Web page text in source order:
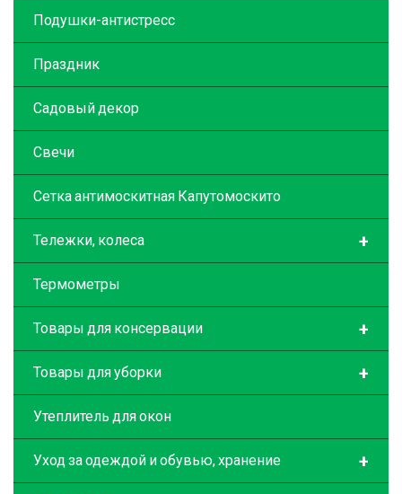
Подушки-антистресс
Праздник
Садовый декор
Свечи
Сетка антимоскитная Капутомоскито
+
Тележки, колеса
Термометры
+
Товары для консервации
+
Товары для уборки
Утеплитель для окон
+
Уход за одеждой и обувью, хранение